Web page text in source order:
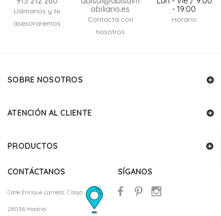
Llámanos y te
asesoraremos
obiliario.es
Contacta con
nosotros
- 19:00
Horario
SOBRE NOSOTROS
ATENCIÓN AL CLIENTE
PRODUCTOS
CONTÁCTANOS
Calle Enrique Larreta, 7, bajo
28036 Madrid
SÍGANOS